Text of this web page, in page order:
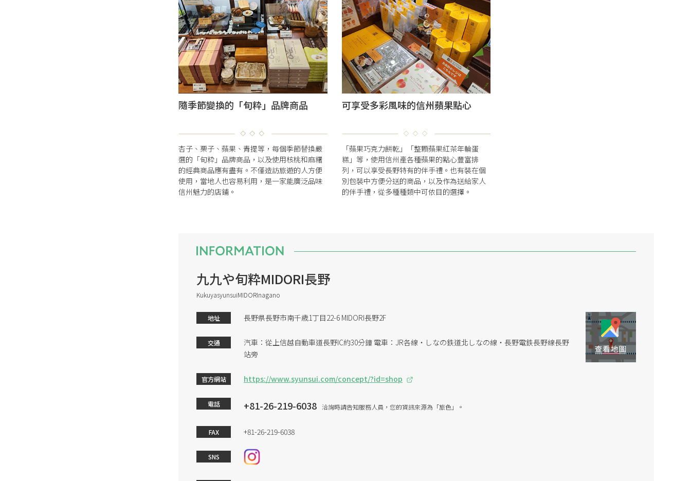
隨季節變換的「旬粋」品牌商品
杏子、栗子、蘋果、青提等，每個季節替換嚴
選的「旬粋」品牌商品，以及使用核桃和麻糬
的經典商品應有盡有。不僅造訪旅遊的人方便
使用，當地人也容易利用，是一家能廣泛品味
信州魅力的店鋪。
可享受多彩風味的信州蘋果點心
「蘋果巧克力餅乾」「整顆蘋果紅茶年輪蛋
糕」等，使用信州產各種蘋果的點心豐富排
列，可以享受長野特有的伴手禮。也有裝在個
別包裝中方便分送的商品，以及作為送給家人
的伴手禮，從多種種類中可依目的選擇。
九九や旬粋MIDORI長野
KukuyasyunsuiMIDORInagano
地址 長野県長野市南千歳1丁目22-6 MIDORI長野2F
交通
汽車：從上信越自動車道長野IC約30分鐘 電車：JR各線・しなの鉄道北しなの線・長野電鉄長野線長野
站旁
官方網站 https://www.syunsui.com/concept/?id=shop
電話 +81-26-219-6038 洽詢時請告知服務人員，您的資訊來源為「旅色」。
FAX +81-26-219-6038
SNS